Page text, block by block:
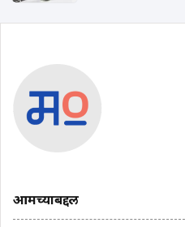
आमच्याबद्दल